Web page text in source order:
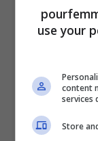
Forse
Fico
Ed è molto
Quali sono
Benjamin?
use your
content
services
Store